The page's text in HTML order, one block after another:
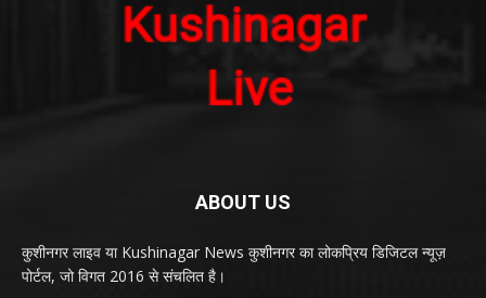
ABOUT US
कुशीनगर लाइव या Kushinagar News कुशीनगर का लोकप्रिय डिजिटल न्यूज़
पोर्टल, जो विगत 2016 से संचलित है।